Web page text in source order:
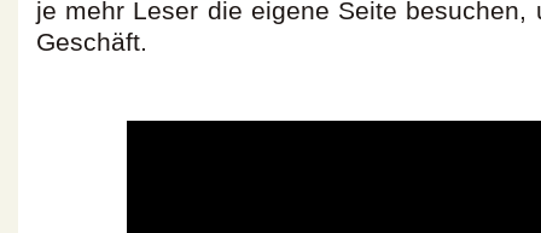
je mehr Leser die eigene Seite besuchen,
Geschäft.